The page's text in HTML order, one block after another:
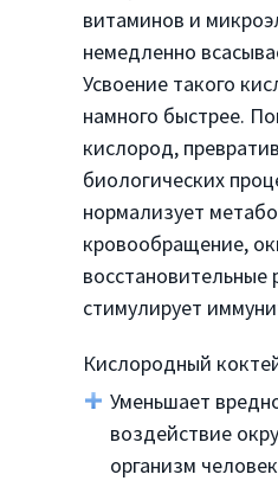
витаминов и
немедленно
Усвоение такого
намного быстрее.
кислород,
биологических
нормализует
кровообращение,
восстановительные
стимулирует
Кислородный
Уменьшает
воздействие
организм